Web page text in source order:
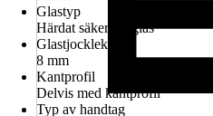
Glastyp
Härdat säkerhetsglas
Glastjocklek
8 mm
Kantprofil
Delvis med kantprofil
Typ av handtag